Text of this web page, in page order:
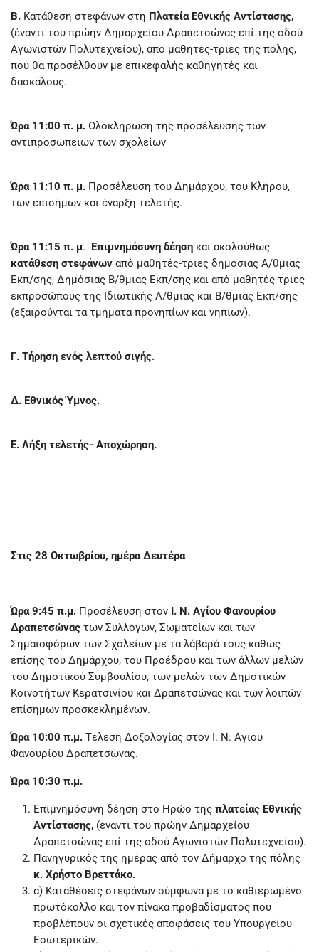
Β. Κατάθεση στεφάνων στη Πλατεία Εθνικής Αντίστασης,
(έναντι του πρώην Δημαρχείου Δραπετσώνας επί της οδού
Αγωνιστών Πολυτεχνείου), από μαθητές-τριες της πόλης,
που θα προσέλθουν με επικεφαλής καθηγητές και
δασκάλους.
Ώρα 11:00 π. μ. Ολοκλήρωση της προσέλευσης των
αντιπροσωπειών των σχολείων
Ώρα 11:10 π. μ. Προσέλευση του Δημάρχου, του Κλήρου,
των επισήμων και έναρξη τελετής.
Ώρα 11:15 π. μ. Επιμνημόσυνη δέηση και ακολούθως
κατάθεση στεφάνων από μαθητές-τριες δημόσιας Α/θμιας
Εκπ/σης, Δημόσιας Β/θμιας Εκπ/σης και από μαθητές-τριες
εκπροσώπους της Ιδιωτικής Α/θμιας και Β/θμιας Εκπ/σης
(εξαιρούνται τα τμήματα προνηπίων και νηπίων).
Γ. Τήρηση ενός λεπτού σιγής.
Δ. Εθνικός Ύμνος.
Ε. Λήξη τελετής- Αποχώρηση.
Στις 28 Οκτωβρίου, ημέρα Δευτέρα
Ώρα 9:45 π.μ. Προσέλευση στον Ι. Ν. Αγίου Φανουρίου
Δραπετσώνας των Συλλόγων, Σωματείων και των
Σημαιοφόρων των Σχολείων με τα λάβαρά τους καθώς
επίσης του Δημάρχου, του Προέδρου και των άλλων μελών
του Δημοτικού Συμβουλίου, των μελών των Δημοτικών
Κοινοτήτων Κερατσινίου και Δραπετσώνας και των λοιπών
επίσημων προσκεκλημένων.
Ώρα 10:00 π.μ. Τέλεση Δοξολογίας στον Ι. Ν. Αγίου
Φανουρίου Δραπετσώνας.
Ώρα 10:30 π.μ.
Επιμνημόσυνη δέηση στο Ηρώο της πλατείας Εθνικής
Αντίστασης, (έναντι του πρώην Δημαρχείου
Δραπετσώνας επί της οδού Αγωνιστών Πολυτεχνείου).
Πανηγυρικός της ημέρας από τον Δήμαρχο της πόλης
κ. Χρήστο Βρεττάκο.
α) Καταθέσεις στεφάνων σύμφωνα με το καθιερωμένο
πρωτόκολλο και τον πίνακα προβαδίσματος που
προβλέπουν οι σχετικές αποφάσεις του Υπουργείου
Εσωτερικών.